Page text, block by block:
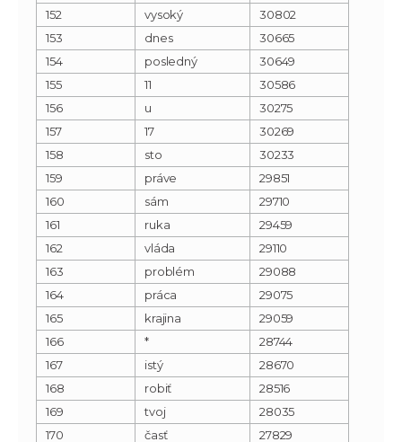
152
vysoký
30802
153
dnes
30665
154
posledný
30649
155
11
30586
156
u
30275
157
17
30269
158
sto
30233
159
práve
29851
160
sám
29710
161
ruka
29459
162
vláda
29110
163
problém
29088
164
práca
29075
165
krajina
29059
166
*
28744
167
istý
28670
168
robiť
28516
169
tvoj
28035
170
časť
27829